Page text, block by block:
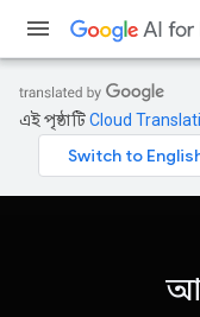
এই পৃষ্ঠাটিCloud